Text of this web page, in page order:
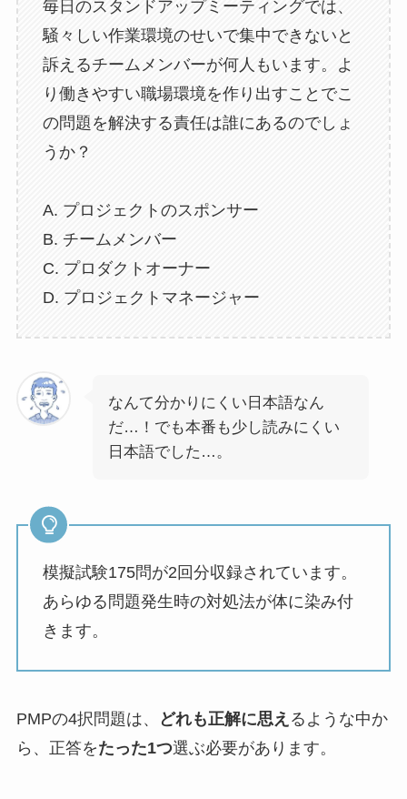
毎日のスタンドアップミーティングでは、
騒々しい作業環境のせいで集中できないと
訴えるチームメンバーが何人もいます。よ
り働きやすい職場環境を作り出すことでこ
の問題を解決する責任は誰にあるのでしょ
うか？
A. プロジェクトのスポンサー
B. チームメンバー
C. プロダクトオーナー
D. プロジェクトマネージャー
なんて分かりにくい日本語なん
だ…！でも本番も少し読みにくい
日本語でした…。
模擬試験175問が2回分収録されています。
あらゆる問題発生時の対処法が体に染み付
きます。
PMPの4択問題は、 どれも正解に思え るような中か
ら、正答をたった1つ選ぶ必要があります。